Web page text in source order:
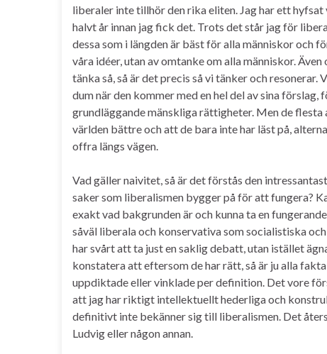
liberaler inte tillhör den rika eliten. Jag har ett
halvt år innan jag fick det. Trots det står jag för
dessa som i längden är bäst för alla människor och
våra idéer, utan av omtanke om alla människor.
tänka så, så är det precis så vi tänker och
dum när den kommer med en hel del av sina
grundläggande mänskliga rättigheter. Men de
världen bättre och att de bara inte har läst på,
offra längs vägen.
Vad gäller naivitet, så är det förstås den
saker som liberalismen bygger på för att fungera?
exakt vad bakgrunden är och kunna ta en
såväl liberala och konservativa som socialistiska
har svårt att ta just en saklig debatt, utan istället
konstatera att eftersom de har rätt, så är ju alla
uppdiktade eller vinklade per definition. Det vore
att jag har riktigt intellektuellt hederliga och
definitivt inte bekänner sig till liberalismen. Det
Ludvig eller någon annan.